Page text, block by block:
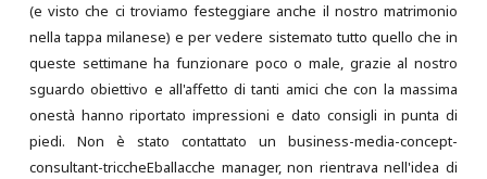
(e visto che ci troviamo festeggiare anche il nostro matrimonio
nella tappa milanese) e per vedere sistemato tutto quello che in
queste settimane ha funzionare poco o male, grazie al nostro
sguardo obiettivo e all'affetto di tanti amici che con la massima
onestà hanno riportato impressioni e dato consigli in punta di
piedi. Non è stato contattato un business-media-concept-
consultant-triccheEballacche manager, non rientrava nell'idea di